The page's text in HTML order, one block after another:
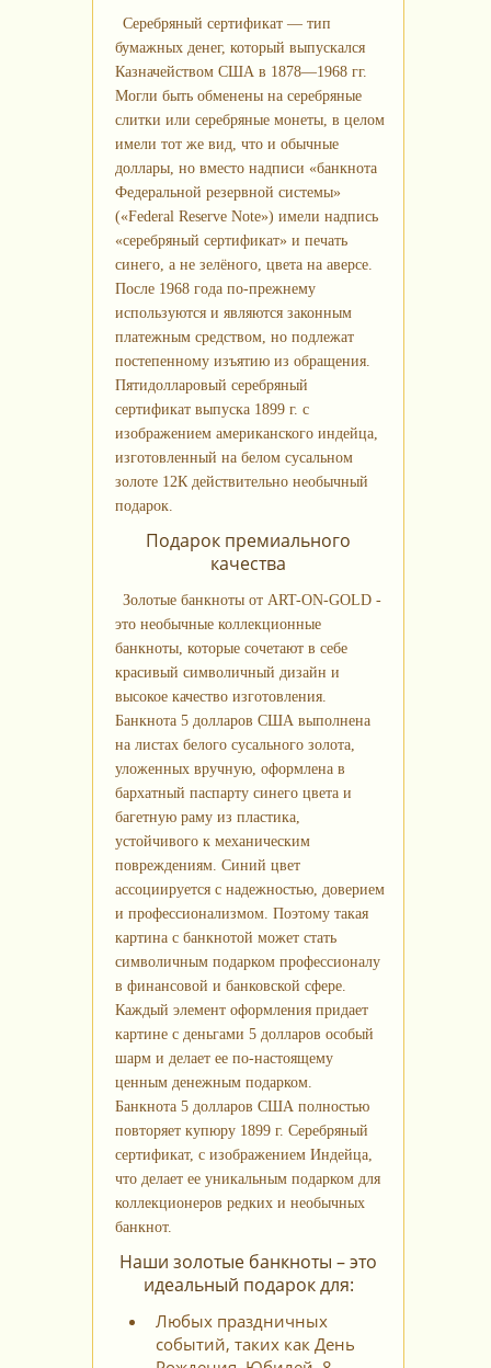
Серебряный сертификат — тип
бумажных денег, который выпускался
Казначейством США в 1878—1968 гг.
Могли быть обменены на серебряные
слитки или серебряные монеты, в целом
имели тот же вид, что и обычные
доллары, но вместо надписи «банкнота
Федеральной резервной системы»
(«Federal Reserve Note») имели надпись
«серебряный сертификат» и печать
синего, а не зелёного, цвета на аверсе.
После 1968 года по-прежнему
используются и являются законным
платежным средством, но подлежат
постепенному изъятию из обращения.
Пятидолларовый серебряный
сертификат выпуска 1899 г. с
изображением американского индейца,
изготовленный на белом сусальном
золоте 12К действительно необычный
подарок.
Подарок премиального
качества
Золотые банкноты от ART-ON-GOLD -
это необычные коллекционные
банкноты, которые сочетают в себе
красивый символичный дизайн и
высокое качество изготовления.
Банкнота 5 долларов США выполнена
на листах белого сусального золота,
уложенных вручную, оформлена в
бархатный паспарту синего цвета и
багетную раму из пластика,
устойчивого к механическим
повреждениям. Синий цвет
ассоциируется с надежностью, доверием
и профессионализмом. Поэтому такая
картина с банкнотой может стать
символичным подарком профессионалу
в финансовой и банковской сфере.
Каждый элемент оформления придает
картине с деньгами 5 долларов особый
шарм и делает ее по-настоящему
ценным денежным подарком.
Банкнота 5 долларов США полностью
повторяет купюру 1899 г. Серебряный
сертификат, с изображением Индейца,
что делает ее уникальным подарком для
коллекционеров редких и необычных
банкнот.
Наши золотые банкноты – это
идеальный подарок для:
Любых праздничных
событий, таких как День